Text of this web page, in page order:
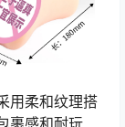
用柔和纹理搭
裹感和耐玩